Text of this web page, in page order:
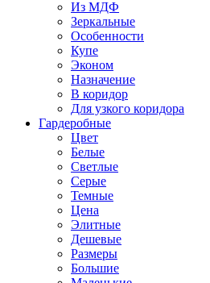
Из МДФ
Зеркальные
Особенности
Купе
Эконом
Назначение
В коридор
Для узкого коридора
Гардеробные
Цвет
Белые
Светлые
Серые
Темные
Цена
Элитные
Дешевые
Размеры
Большие